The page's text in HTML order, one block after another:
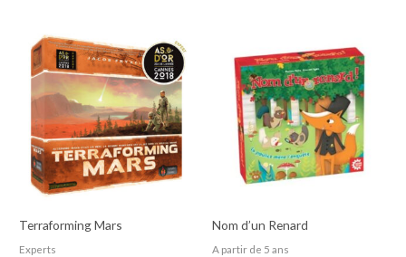
Terraforming Mars
Experts
Nom d’un Renard
A partir de 5 ans